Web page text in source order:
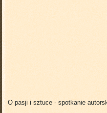
O pasji i sztuce - spotkanie